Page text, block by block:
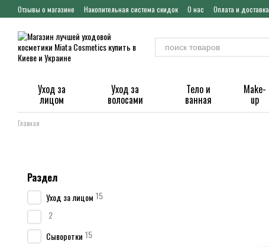
Перейти к основному контенту
Отзывы о магазине Накопительная система скидок О нас Оплата и доставка
Уход за
лицом
Уход за
волосами
Тело и
ванная
Make-
up
Главная
Раздел
Уход за лицом 15
2
Сыворотки 15